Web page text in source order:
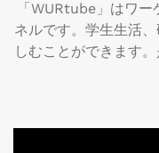
「WURtube」はワ
ネルです。学生生活
しむことができます